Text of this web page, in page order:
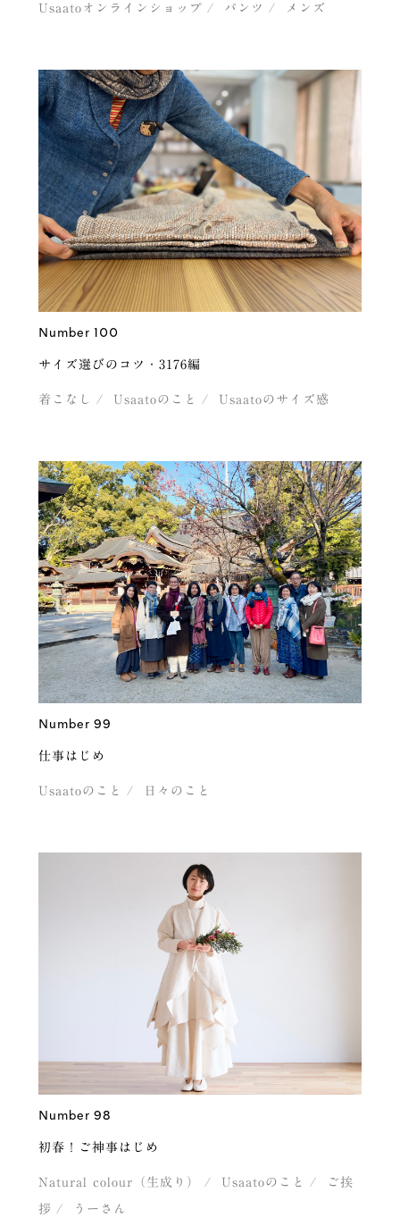
Usaatoオンラインショップ パンツ メンズ
Number 100
サイズ選びのコツ・3176編
着こなし Usaatoのこと Usaatoのサイズ感
Number 99
仕事はじめ
Usaatoのこと 日々のこと
Number 98
初春！ご神事はじめ
Natural colour（生成り） Usaatoのこと ご挨
拶 うーさん